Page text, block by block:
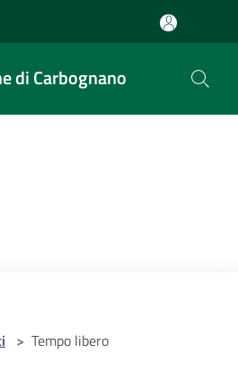
di Carbognano
> Tempo libero